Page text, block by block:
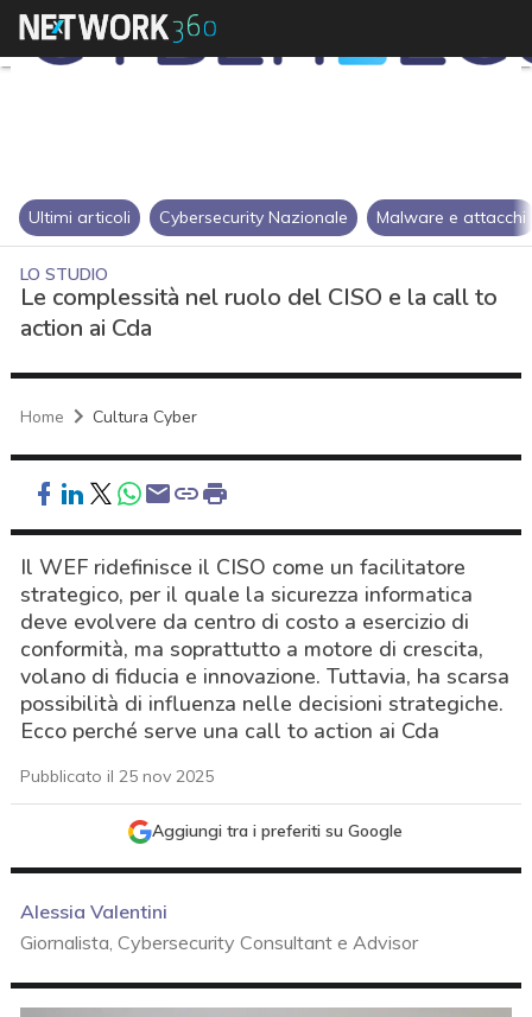
Ultimi articoli Cybersecurity Nazionale Malware e attacchi
LO STUDIO
Le complessità nel ruolo del CISO e la call to
action ai Cda
Home Cultura Cyber
Il WEF ridefinisce il CISO come un facilitatore
strategico, per il quale la sicurezza informatica
deve evolvere da centro di costo a esercizio di
conformità, ma soprattutto a motore di crescita,
volano di fiducia e innovazione. Tuttavia, ha scarsa
possibilità di influenza nelle decisioni strategiche.
Ecco perché serve una call to action ai Cda
Pubblicato il 25 nov 2025
Aggiungi tra i preferiti su Google
Alessia Valentini
Giornalista, Cybersecurity Consultant e Advisor